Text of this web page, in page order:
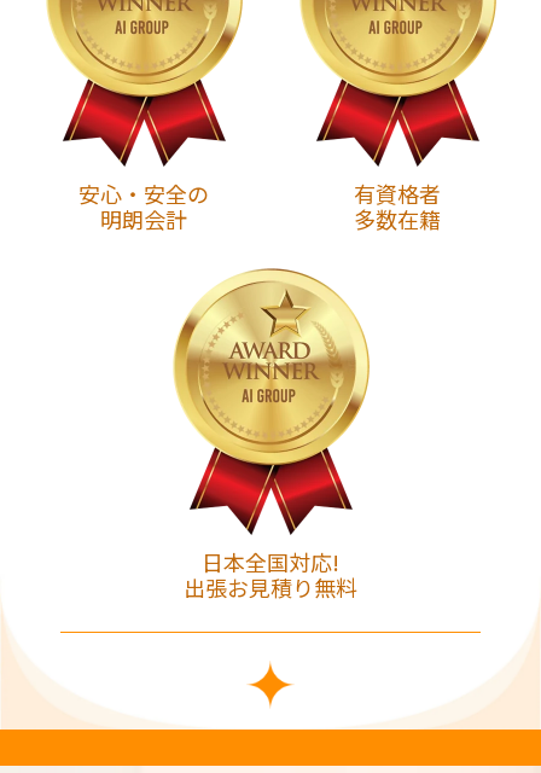
安心・安全の
明朗会計
有資格者
多数在籍
日本全国対応!
出張お見積り無料